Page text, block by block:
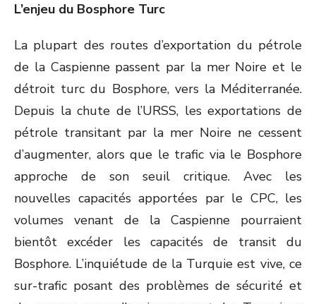
L’enjeu du Bosphore Turc
La plupart des routes d’exportation du pétrole
de la Caspienne passent par la mer Noire et le
détroit turc du Bosphore, vers la Méditerranée.
Depuis la chute de l’URSS, les exportations de
pétrole transitant par la mer Noire ne cessent
d’augmenter, alors que le trafic via le Bosphore
approche de son seuil critique. Avec les
nouvelles capacités apportées par le CPC, les
volumes venant de la Caspienne pourraient
bientôt excéder les capacités de transit du
Bosphore. L’inquiétude de la Turquie est vive, ce
sur-trafic posant des problèmes de sécurité et